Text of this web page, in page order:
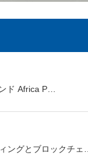
ド Africa P…
ングとブロックチェ…